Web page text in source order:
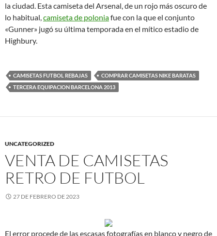
la ciudad. Esta camiseta del Arsenal, de un rojo más oscuro de
lo habitual,camiseta de poloniafue con la que el conjunto
«Gunner» jugó su última temporada en el mítico estadio de
Highbury.
CAMISETAS FUTBOL REBAJAS
COMPRAR CAMISETAS NIKE BARATAS
TERCERA EQUIPACION BARCELONA 2013
UNCATEGORIZED
VENTA DE CAMISETAS
RETRO DE FUTBOL
27 DE FEBRERO DE 2023
El error procede de las escasas fotografías en blanco y negro de